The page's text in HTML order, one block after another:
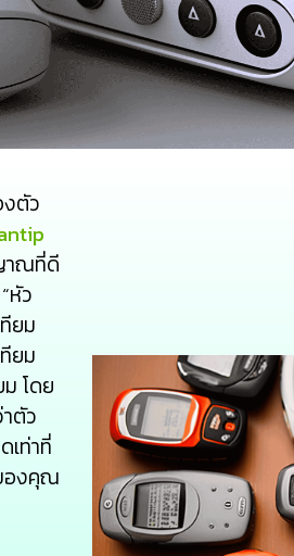
ตัว
าณที่ดี
หัว
ยม
ยม
โดย
ตัว
ท่าที่
องคุณ